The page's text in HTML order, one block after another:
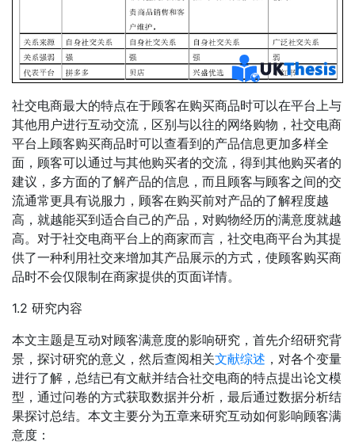
社交电商最大的特点在于顾客在购买商品时可以在平台上与
其他用户进行互动交流，区别与以往的网络购物，社交电商
平台上顾客购买商品时可以查看到的产品信息更加多样全
面，顾客可以通过与其他购买者的交流，得到其他购买者的
建议，多方面的了解产品的信息，而且顾客与顾客之间的交
流通常更具有说服力，顾客在购买前对产品的了解程度越
高，就越能买到适合自己的产品，对购物经历的满意度就越
高。对于社交电商平台上的商家而言，社交电商平台为其提
供了一种利用社交来增加其产品展示的方式，使顾客购买商
品时不会仅限制在商家提供的页面详情。
1.2 研究内容
本文主题是互动对顾客满意度的影响研究，首先介绍研究背
景，探讨研究的意义，然后查阅相关文献综述 ，对各个变量
进行了解，总结已有文献并结合社交电商的特点提出论文模
型，通过问卷的方式获取数据并分析，最后通过数据分析结
果探讨总结。本文主要分为五章来研究互动如何影响顾客满
意度：